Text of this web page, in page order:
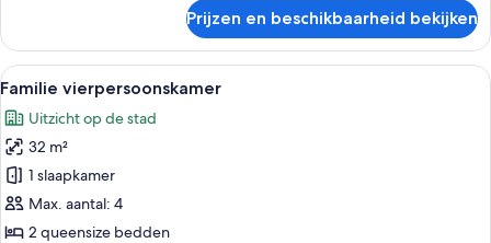
driepersoonskamer
Prijzen en beschikbaarheid bekijken
Alle
foto's
voor
Familie
vierpersoonskamer
laden
Een hotelkamer met twee bedden,
11
Familie vierpersoonskamer
Uitzicht op de stad
32 m²
1 slaapkamer
Max. aantal: 4
2 queensize bedden